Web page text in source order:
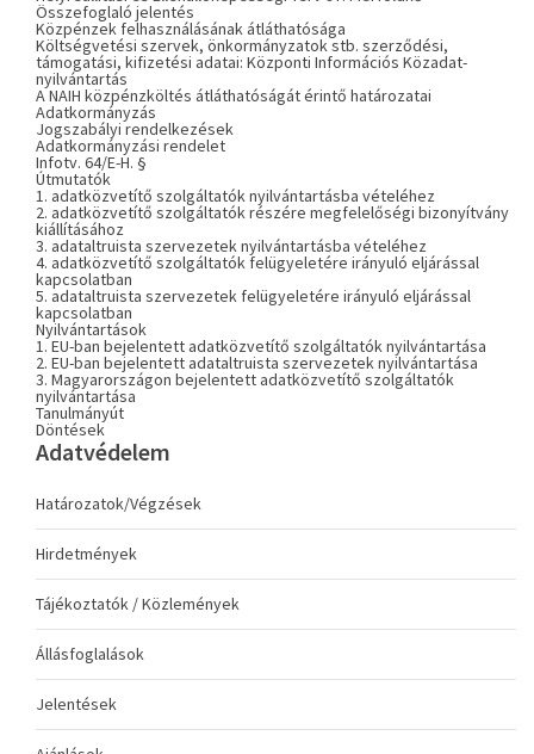
Összefoglaló jelentés
Közpénzek felhasználásának átláthatósága
Költségvetési szervek, önkormányzatok stb. szerződési,
támogatási, kifizetési adatai: Központi Információs Közadat-
nyilvántartás
A NAIH közpénzköltés átláthatóságát érintő határozatai
Adatkormányzás
Jogszabályi rendelkezések
Adatkormányzási rendelet
Infotv. 64/E-H. §
Útmutatók
1. adatközvetítő szolgáltatók nyilvántartásba vételéhez
2. adatközvetítő szolgáltatók részére megfelelőségi bizonyítvány
kiállításához
3. adataltruista szervezetek nyilvántartásba vételéhez
4. adatközvetítő szolgáltatók felügyeletére irányuló eljárással
kapcsolatban
5. adataltruista szervezetek felügyeletére irányuló eljárással
kapcsolatban
Nyilvántartások
1. EU-ban bejelentett adatközvetítő szolgáltatók nyilvántartása
2. EU-ban bejelentett adataltruista szervezetek nyilvántartása
3. Magyarországon bejelentett adatközvetítő szolgáltatók
nyilvántartása
Tanulmányút
Döntések
Adatvédelem
Határozatok/Végzések
Hirdetmények
Tájékoztatók / Közlemények
Állásfoglalások
Jelentések